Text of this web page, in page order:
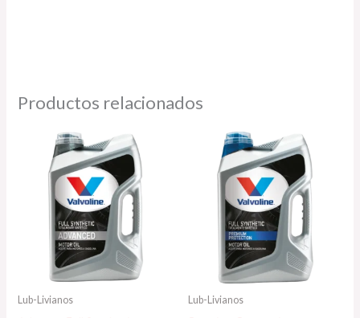
Productos relacionados
Lub-Livianos Lub-Livianos